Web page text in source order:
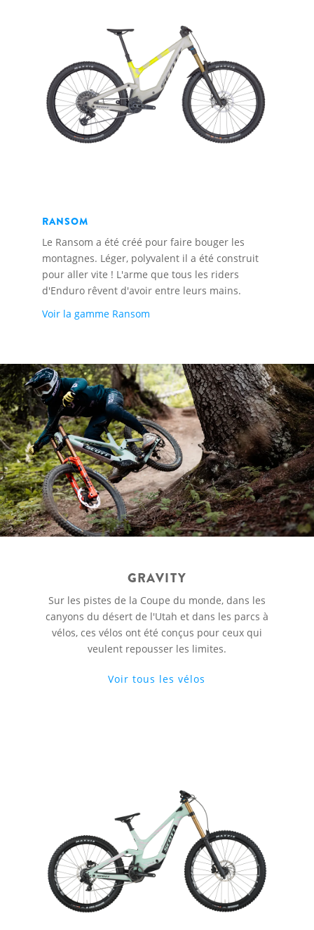
RANSOM
Le Ransom a été créé pour faire bouger les
montagnes. Léger, polyvalent il a été construit
pour aller vite ! L'arme que tous les riders
d'Enduro rêvent d'avoir entre leurs mains.
Voir la gamme Ransom
GRAVITY
Sur les pistes de la Coupe du monde, dans les
canyons du désert de l'Utah et dans les parcs à
vélos, ces vélos ont été conçus pour ceux qui
veulent repousser les limites.
Voir tous les vélos